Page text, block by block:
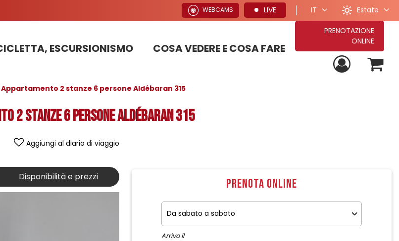
WEBCAMS LIVE IT Estate
ESCURSIONISMO COSA VEDERE E COSA FARE
PRENOTAZIONE
ONLINE
Appartamento 2 stanze 6 persone Aldébaran 315
2 stanze 6 persone Aldébaran 315
Aggiungi al diario di viaggio
Disponibilità e prezzi Prenota online
Arrivo il